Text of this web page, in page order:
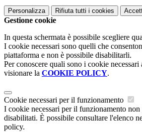
Personalizza Rifiuta tutti i cookies
Gestione cookie
In questa schermata è possibile scegliere
I cookie necessari sono quelli che
piattaforma e non è possibile disabilitarli.
Per conoscere quali sono i cookie
visionare la COOKIE POLICY.
Cookie necessari per il funzionamento
I cookie necessari per il funzionamento non
disabilitati. È possibile consultare l'elenco
policy.